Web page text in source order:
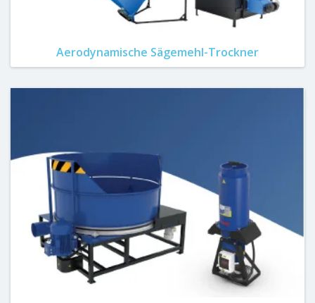
Aerodynamische Sägemehl-Trockner